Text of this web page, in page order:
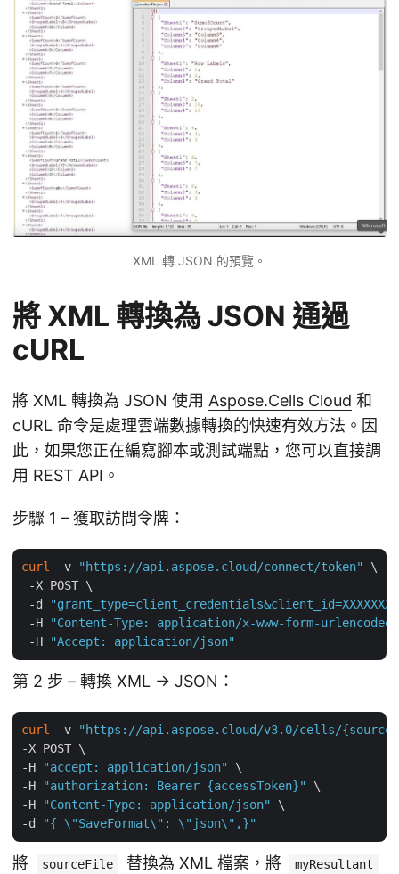
XML 轉 JSON 的預覽。
將 XML 轉換為 JSON 通過
cURL
將 XML 轉換為 JSON 使用 Aspose.Cells Cloud 和
cURL 命令是處理雲端數據轉換的快速有效方法。因
此，如果您正在編寫腳本或測試端點，您可以直接調
用 REST API。
步驟 1 – 獲取訪問令牌：
curl -v "https://api.aspose.cloud/connect/token"
\
-X POST \
-d
"grant_type=client_credentials&client_id=XXXXXXX-
-H
"Content-Type: application/x-www-form-urlencoded"
-H
"Accept: application/json"
第 2 步 – 轉換 XML → JSON：
curl -v
"https://api.aspose.cloud/v3.0/cells/
-X POST \
-H
"accept: application/json"
\
-H
"authorization: Bearer {accessToken}"
\
-H
"Content-Type: application/json"
\
-d
"{ \"SaveFormat\": \"json\",}"
將 sourceFile 替換為 XML 檔案，將 myResultant